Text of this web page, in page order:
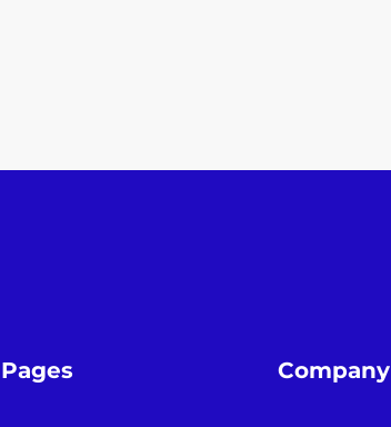
Pages Company